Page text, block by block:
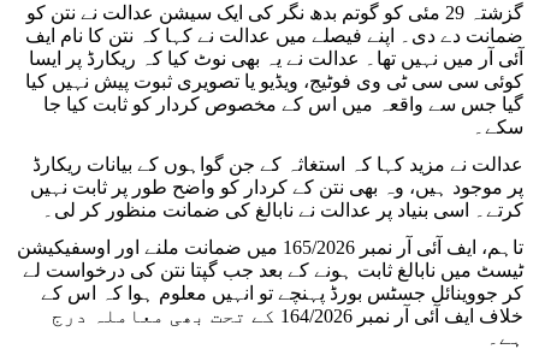
گزشتہ 29 مئی کو گوتم بدھ نگر کی ایک سیشن عدالت نے نتن کو
ضمانت دے دی۔ اپنے فیصلے میں عدالت نے کہا کہ نتن کا نام ایف
آئی آر میں نہیں تھا۔ عدالت نے یہ بھی نوٹ کیا کہ ریکارڈ پر ایسا
کوئی سی سی ٹی وی فوٹیج، ویڈیو یا تصویری ثبوت پیش نہیں کیا
گیا جس سے واقعہ میں اس کے مخصوص کردار کو ثابت کیا جا
سکے۔
عدالت نے مزید کہا کہ استغاثہ کے جن گواہوں کے بیانات ریکارڈ
پر موجود ہیں، وہ بھی نتن کے کردار کو واضح طور پر ثابت نہیں
کرتے۔ اسی بنیاد پر عدالت نے نابالغ کی ضمانت منظور کر لی۔
تاہم، ایف آئی آر نمبر 165/2026 میں ضمانت ملنے اور اوسفیکیشن
ٹیسٹ میں نابالغ ثابت ہونے کے بعد جب گپتا نتن کی درخواست لے
کر جووینائل جسٹس بورڈ پہنچے تو انہیں معلوم ہوا کہ اس کے
خلاف ایف آئی آر نمبر 164/2026 کے تحت بھی معاملہ درج
ہے۔